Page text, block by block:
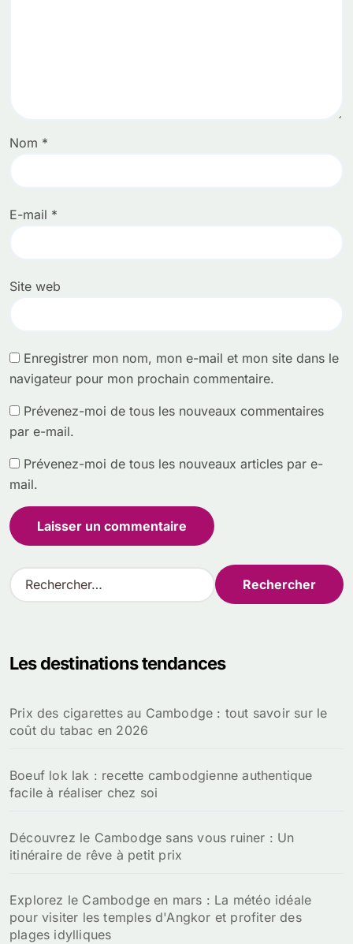
Nom *
E-mail *
Site web
Enregistrer mon nom, mon e-mail et mon site dans le
navigateur pour mon prochain commentaire.
Prévenez-moi de tous les nouveaux commentaires
par e-mail.
Prévenez-moi de tous les nouveaux articles par e-
mail.
R
e
r
e
r
Les destinations tendances
Prix des cigarettes au Cambodge : tout savoir sur le
coût du tabac en 2026
Boeuf lok lak : recette cambodgienne authentique
facile à réaliser chez soi
Découvrez le Cambodge sans vous ruiner : Un
itinéraire de rêve à petit prix
Explorez le Cambodge en mars : La météo idéale
pour visiter les temples d'Angkor et profiter des
plages idylliques